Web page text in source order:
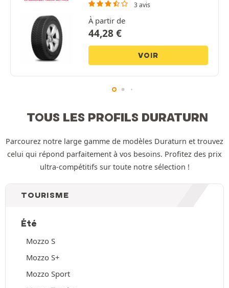
3 avis
À partir de
44,28€
VOIR
TOUS LES PROFILS DURATURN
Parcourez notre large gamme de modèles Duraturn et trouvez
celui qui répond parfaitement à vos besoins. Profitez des prix
ultra-compétitifs sur toute notre sélection !
TOURISME
Été
Mozzo S
Mozzo S+
Mozzo Sport